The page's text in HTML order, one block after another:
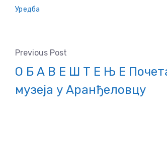
Уредба
Previous Post
О Б А В Е Ш Т Е Њ Е
музеја у Аранђеловцу